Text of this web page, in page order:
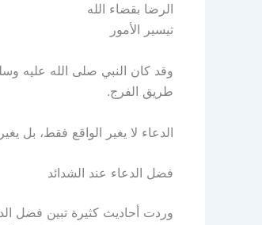
الرضا بقضاء الله
تيسير الأمور
وقد كان النبي صلى الله عليه
طريق الفرج.
الدعاء لا يغير الواقع فقط، بل
فضل الدعاء عند الشدائد
وردت أحاديث كثيرة تبين فضل